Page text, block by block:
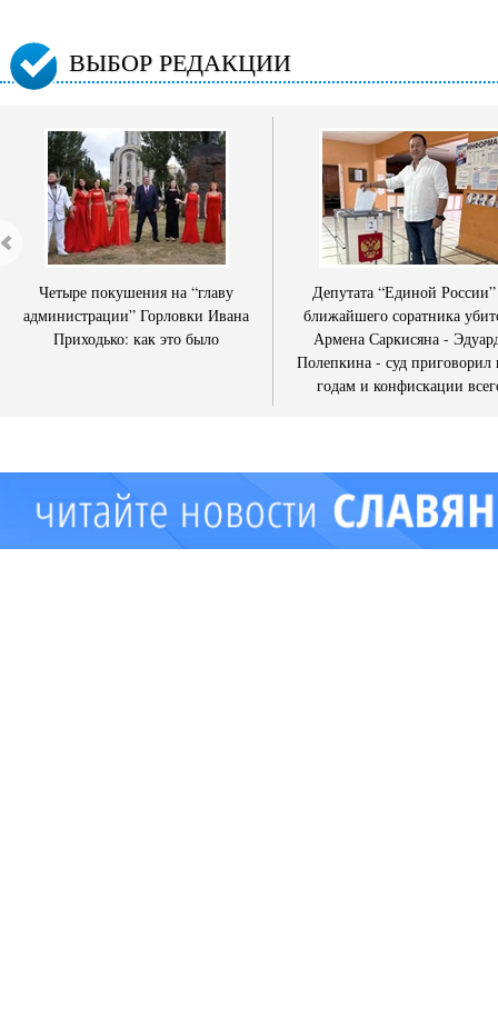
ВЫБОР РЕДАКЦИИ
Четыре покушения на “главу
администрации” Горловки Ивана
Приходько: как это было
Депутата “Единой
ближайшего соратника
Армена Саркисяна -
Полепкина - суд приговорил
годам и конфискации